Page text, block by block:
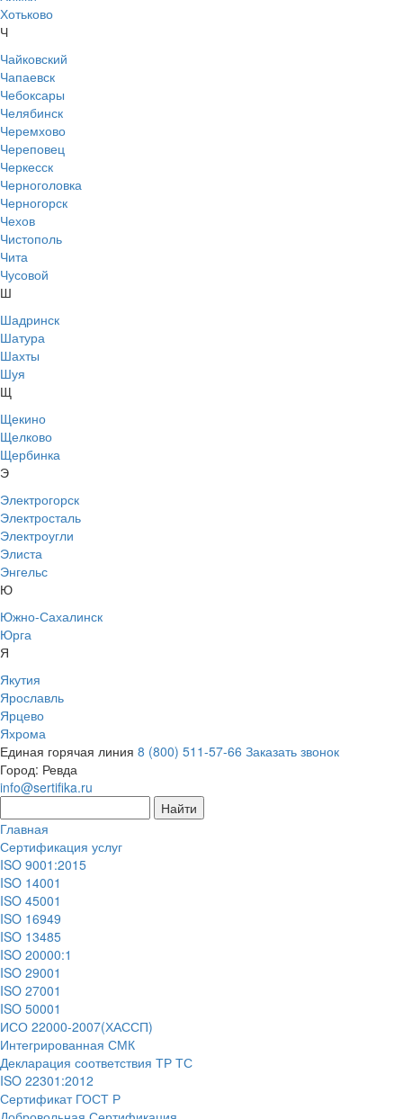
Хотьково
Ч
Чайковский
Чапаевск
Чебоксары
Челябинск
Черемхово
Череповец
Черкесск
Черноголовка
Черногорск
Чехов
Чистополь
Чита
Чусовой
Ш
Шадринск
Шатура
Шахты
Шуя
Щ
Щекино
Щелково
Щербинка
Э
Электрогорск
Электросталь
Электроугли
Элиста
Энгельс
Ю
Южно-Сахалинск
Юрга
Я
Якутия
Ярославль
Ярцево
Яхрома
Единая горячая линия 8 (800) 511-57-66 Заказать звонок
Город: Ревда
info@sertifika.ru
Главная
Сертификация услуг
ISO 9001:2015
ISO 14001
ISO 45001
ISO 16949
ISO 13485
ISO 20000:1
ISO 29001
ISO 27001
ISO 50001
ИСО 22000-2007(ХАССП)
Интегрированная СМК
Декларация соответствия ТР ТС
ISO 22301:2012
Сертификат ГОСТ Р